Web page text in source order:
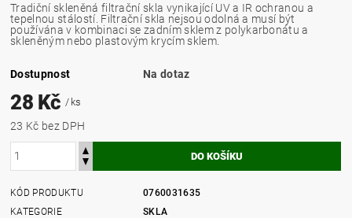
Tradiční skleněná filtrační skla vynikající UV a IR ochranou a
tepelnou stálostí. Filtrační skla nejsou odolná a musí být
používána v kombinaci se zadním sklem z polykarbonátu a
skleněným nebo plastovým krycím sklem.
Dostupnost Na dotaz
28 Kč/ ks
23 Kč bez DPH
KÓD PRODUKTU
0760031635
KATEGORIE
SKLA